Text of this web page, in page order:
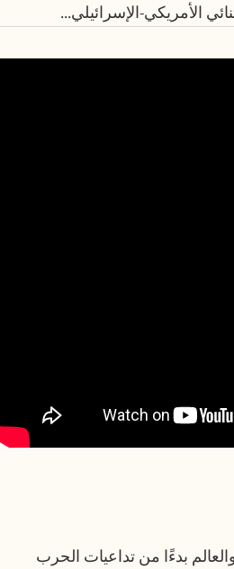
الأمريكي-الإسرائيلي...
بدءًا من تداعيات الحرب